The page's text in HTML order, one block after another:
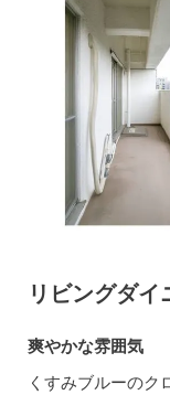
リビングダイ
爽やかな雰囲気
くすみブルーのク